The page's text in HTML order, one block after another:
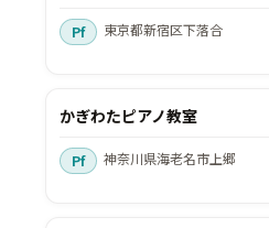
東京都新宿区下落合
かぎわたピアノ教室
神奈川県海老名市上郷